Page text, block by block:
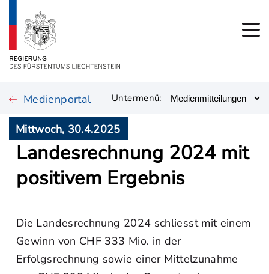
Medienportal Untermenü:
Mittwoch, 30.4.2025
Landesrechnung 2024 mit
positivem Ergebnis
Die Landesrechnung 2024 schliesst mit einem
Gewinn von CHF 333 Mio. in der
Erfolgsrechnung sowie einer Mittelzunahme